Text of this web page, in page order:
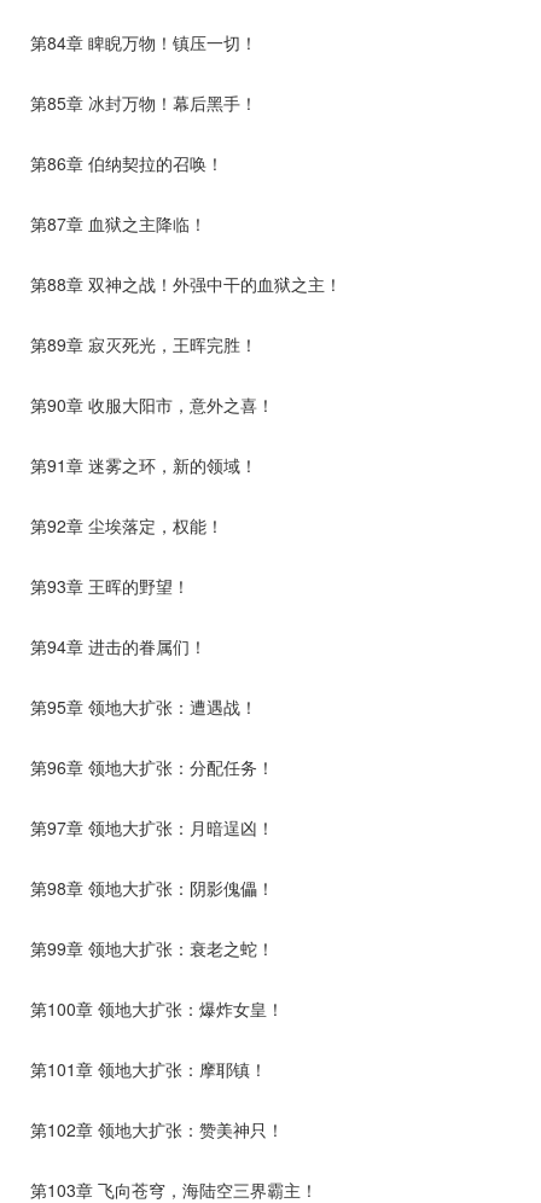
第84章 睥睨万物！镇压一切！
第85章 冰封万物！幕后黑手！
第86章 伯纳契拉的召唤！
第87章 血狱之主降临！
第88章 双神之战！外强中干的血狱之主！
第89章 寂灭死光，王晖完胜！
第90章 收服大阳市，意外之喜！
第91章 迷雾之环，新的领域！
第92章 尘埃落定，权能！
第93章 王晖的野望！
第94章 进击的眷属们！
第95章 领地大扩张：遭遇战！
第96章 领地大扩张：分配任务！
第97章 领地大扩张：月暗逞凶！
第98章 领地大扩张：阴影傀儡！
第99章 领地大扩张：衰老之蛇！
第100章 领地大扩张：爆炸女皇！
第101章 领地大扩张：摩耶镇！
第102章 领地大扩张：赞美神只！
第103章 飞向苍穹，海陆空三界霸主！